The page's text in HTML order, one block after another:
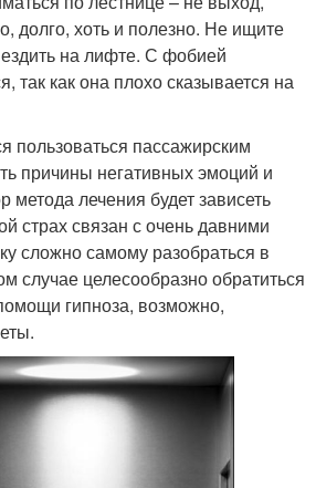
долго, хоть и полезно. Не ищите
на лифте. С фобией
так как она плохо сказывается на
пользоваться пассажирским
причины негативных эмоций и
метода лечения будет зависеть
страх связан с очень давними
сложно самому разобраться в
случае целесообразно обратиться
гипноза, возможно,